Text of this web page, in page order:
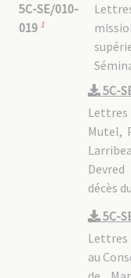
5C-SE/010-
019 1
5C-
Mutel,
décès
5C-
Lettres
au